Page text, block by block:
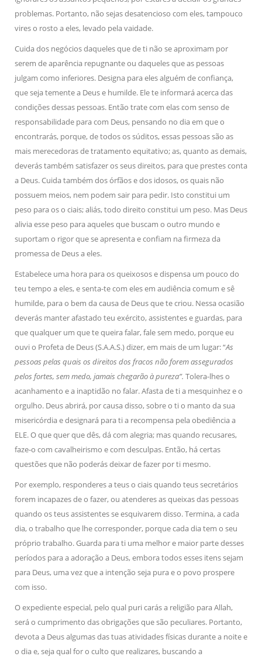
problemas. Portanto, não sejas desatencioso com eles, tampouco
vires o rosto a eles, levado pela vaidade.
Cuida dos negócios daqueles que de ti não se aproximam por
serem de aparência repugnante ou daqueles que as pessoas
julgam como inferiores. Designa para eles alguém de confiança,
que seja temente a Deus e humilde. Ele te informará acerca das
condições dessas pessoas. Então trate com elas com senso de
responsabilidade para com Deus, pensando no dia em que o
encontrarás, porque, de todos os súditos, essas pessoas são as
mais merecedoras de tratamento equitativo; as, quanto as demais,
deverás também satisfazer os seus direitos, para que prestes conta
a Deus. Cuida também dos órfãos e dos idosos, os quais não
possuem meios, nem podem sair para pedir. Isto constitui um
peso para os o ciais; aliás, todo direito constitui um peso. Mas Deus
alivia esse peso para aqueles que buscam o outro mundo e
suportam o rigor que se apresenta e confiam na firmeza da
promessa de Deus a eles.
Estabelece uma hora para os queixosos e dispensa um pouco do
teu tempo a eles, e senta-te com eles em audiência comum e sê
humilde, para o bem da causa de Deus que te criou. Nessa ocasião
deverás manter afastado teu exército, assistentes e guardas, para
que qualquer um que te queira falar, fale sem medo, porque eu
ouvi o Profeta de Deus (S.A.A.S.) dizer, em mais de um lugar: “As
pessoas pelas quais os direitos dos fracos não forem assegurados
pelos fortes, sem medo, jamais chegarão à pureza”. Tolera-lhes o
acanhamento e a inaptidão no falar. Afasta de ti a mesquinhez e o
orgulho. Deus abrirá, por causa disso, sobre o ti o manto da sua
misericórdia e designará para ti a recompensa pela obediência a
ELE. O que quer que dês, dá com alegria; mas quando recusares,
faze-o com cavalheirismo e com desculpas. Então, há certas
questões que não poderás deixar de fazer por ti mesmo.
Por exemplo, responderes a teus o ciais quando teus secretários
forem incapazes de o fazer, ou atenderes as queixas das pessoas
quando os teus assistentes se esquivarem disso. Termina, a cada
dia, o trabalho que lhe corresponder, porque cada dia tem o seu
próprio trabalho. Guarda para ti uma melhor e maior parte desses
períodos para a adoração a Deus, embora todos esses itens sejam
para Deus, uma vez que a intenção seja pura e o povo prospere
com isso.
O expediente especial, pelo qual puri carás a religião para Allah,
será o cumprimento das obrigações que são peculiares. Portanto,
devota a Deus algumas das tuas atividades físicas durante a noite e
o dia e, seja qual for o culto que realizares, buscando a